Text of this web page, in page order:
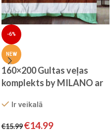
-6%
NEW
160×200 Gultas veļas
komplekts by MILANO ar
SATĪNS
Ir veikalā
€15.99€14.99